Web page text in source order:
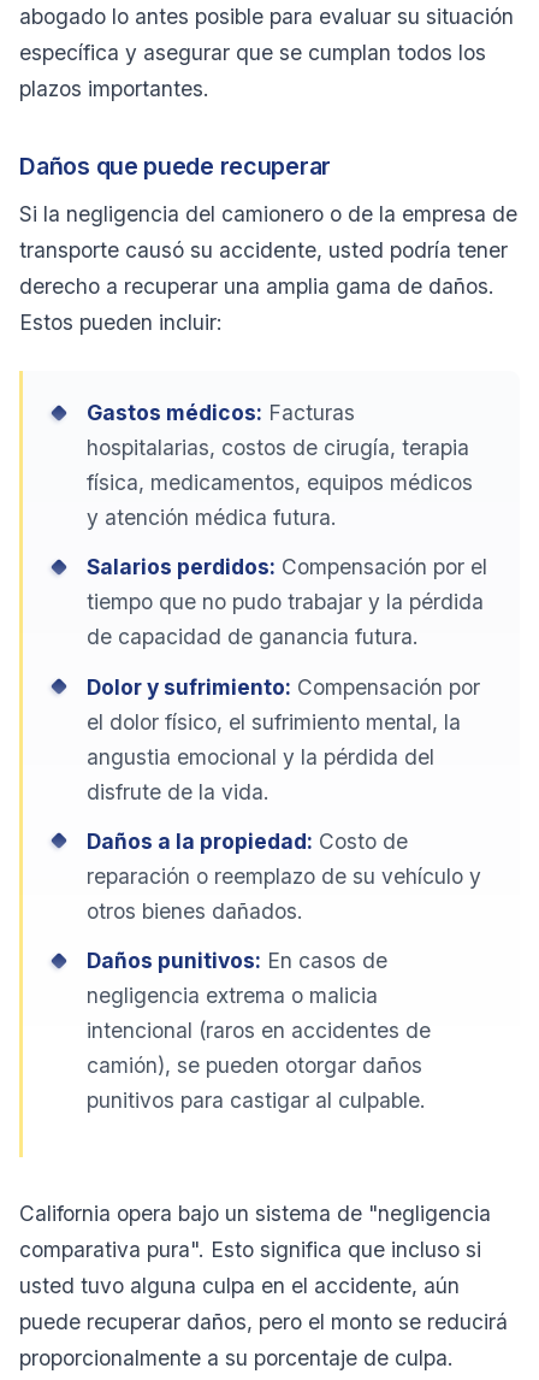
abogado lo antes posible para evaluar su situación
específica y asegurar que se cumplan todos los
plazos importantes.
Daños que puede recuperar
Si la negligencia del camionero o de la empresa de
transporte causó su accidente, usted podría tener
derecho a recuperar una amplia gama de daños.
Estos pueden incluir:
Gastos médicos: Facturas
hospitalarias, costos de cirugía, terapia
física, medicamentos, equipos médicos
y atención médica futura.
Salarios perdidos: Compensación por el
tiempo que no pudo trabajar y la pérdida
de capacidad de ganancia futura.
Dolor y sufrimiento: Compensación por
el dolor físico, el sufrimiento mental, la
angustia emocional y la pérdida del
disfrute de la vida.
Daños a la propiedad: Costo de
reparación o reemplazo de su vehículo y
otros bienes dañados.
Daños punitivos: En casos de
negligencia extrema o malicia
intencional (raros en accidentes de
camión), se pueden otorgar daños
punitivos para castigar al culpable.
California opera bajo un sistema de "negligencia
comparativa pura". Esto significa que incluso si
usted tuvo alguna culpa en el accidente, aún
puede recuperar daños, pero el monto se reducirá
proporcionalmente a su porcentaje de culpa.